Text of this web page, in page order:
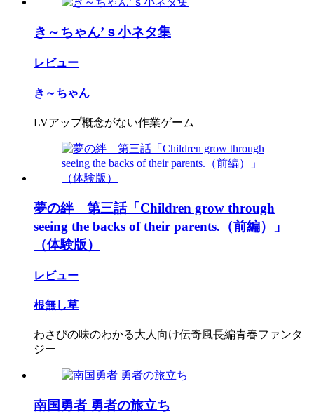
き～ちゃん’ｓ小ネタ集
レビュー
き～ちゃん
LVアップ概念がない作業ゲーム
夢の絆 第三話「Children grow through
seeing the backs of their parents.（前編）」
（体験版）
レビュー
根無し草
わさびの味のわかる大人向け伝奇風長編青春ファンタ
ジー
南国勇者 勇者の旅立ち